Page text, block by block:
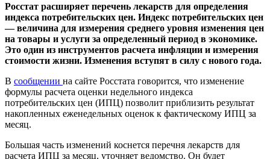
Росстат расширяет перечень лекарств для определения
индекса потребительских цен. Индекс потребительских цен
— величина для измерения среднего уровня изменения цен
на товары и услуги за определенный период в экономике.
Это один из инструментов расчета инфляции и измерения
стоимости жизни. Изменения вступят в силу с нового года.
В сообщении на сайте Росстата говорится, что изменение
формулы расчета оценки недельного индекса
потребительских цен (ИПЦ) позволит приблизить результат
накопленных еженедельных оценок к фактическому ИПЦ за
месяц.
Большая часть изменений коснется перечня лекарств для
расчета ИПЦ за месяц, уточняет ведомство. Он будет